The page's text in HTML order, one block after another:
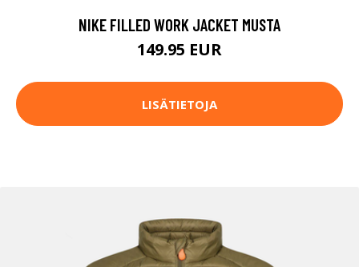
NIKE FILLED WORK JACKET MUSTA
149.95 EUR
LISÄTIETOJA